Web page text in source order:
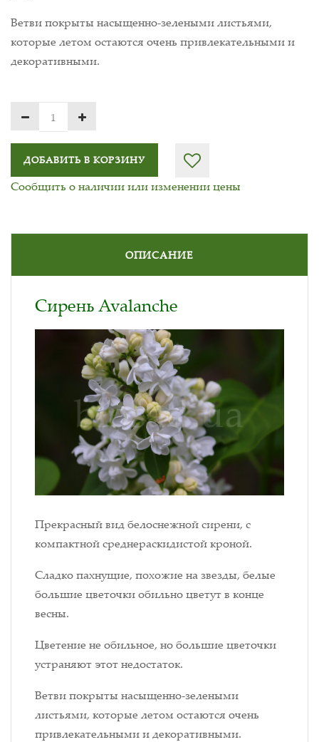
Ветви покрыты насыщенно-зелеными листьями,
которые летом остаются очень привлекательными и
декоративными.
ДОБАВИТЬ В КОРЗИНУ
Сообщить о наличии или изменении цены
ОПИСАНИЕ
Сирень Avalanche
Прекрасный вид белоснежной сирени, с
компактной среднераскидистой кроной.
Сладко пахнущие, похожие на звезды, белые
большие цветочки обильно цветут в конце
весны.
Цветение не обильное, но большие цветочки
устраняют этот недостаток.
Ветви покрыты насыщенно-зелеными
листьями, которые летом остаются очень
привлекательными и декоративными.